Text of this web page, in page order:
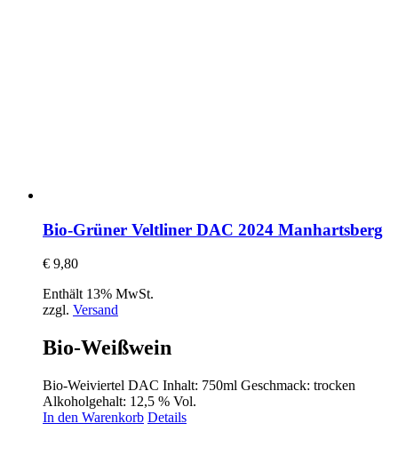
Bio-Grüner Veltliner DAC 2024 Manhartsberg
€ 9,80
Enthält 13% MwSt.
zzgl. Versand
Bio-Weißwein
Bio-Weiviertel DAC Inhalt: 750ml Geschmack: trocken
Alkoholgehalt: 12,5 % Vol.
In den Warenkorb Details